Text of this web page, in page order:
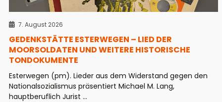
7. August 2026
GEDENKSTÄTTE ESTERWEGEN – LIED DER
MOORSOLDATEN UND WEITERE HISTORISCHE
TONDOKUMENTE
Esterwegen (pm). Lieder aus dem Widerstand gegen den
Nationalsozialismus präsentiert Michael M. Lang,
hauptberuflich Jurist ...